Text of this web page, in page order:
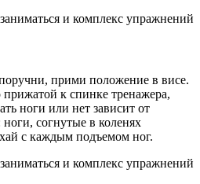
прими положение в висе.
к спинке тренажера,
ноги или нет зависит от
согнутые в коленях
с каждым подъемом ног.